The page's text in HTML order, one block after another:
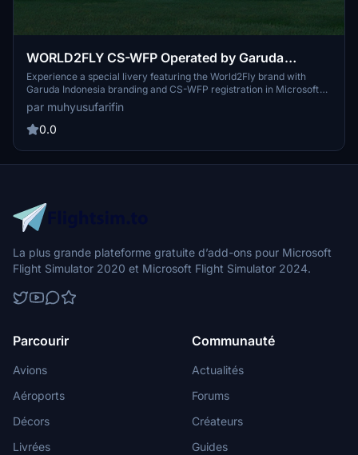
WORLD2FLY CS-WFP Operated by Garuda
Indonesia
Experience a special livery featuring the World2Fly brand with
Garuda Indonesia branding and CS-WFP registration in Microsoft
Flight Simulator 2020. This fictional mod is dedicated to
transporting Hajj pilgrims from Central Java and Yogyakarta.
par muhyusufarifin
0.0
La plus grande plateforme gratuite d’add-ons pour Microsoft
Flight Simulator 2020 et Microsoft Flight Simulator 2024.
Parcourir
Avions
Aéroports
Décors
Livrées
Communauté
Actualités
Forums
Créateurs
Guides